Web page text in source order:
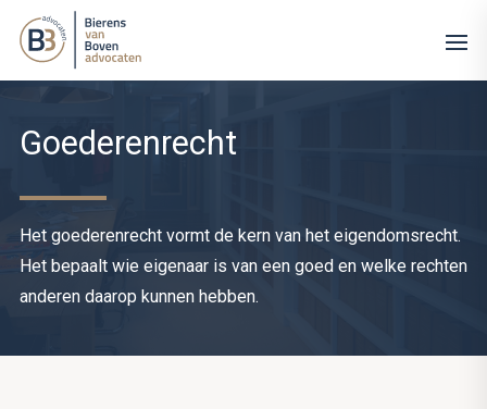
Goederenrecht
Het goederenrecht vormt de kern van het eigendomsrecht.
Het bepaalt wie eigenaar is van een goed en welke rechten
anderen daarop kunnen hebben.